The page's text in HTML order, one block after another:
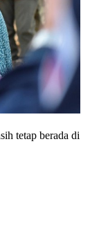
tetap berada di